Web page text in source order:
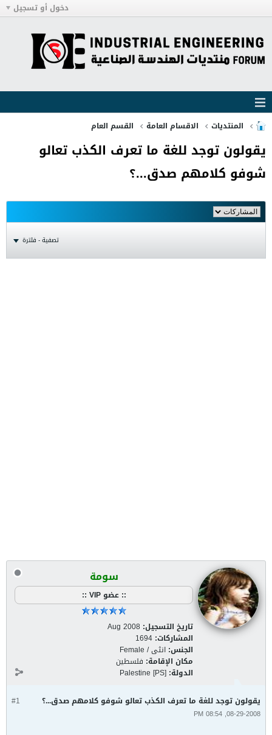
دخول أو تسجيل
المنتديات الاقسام العامة القسم العام
يقولون توجد للغة ما تعرف الكذب تعالو
شوفو كلامهم صدق...؟
تصفية - فلترة
سومة
:: عضو VIP ::
تاريخ التسجيل: Aug 2008
المشاركات: 1694
الجنس: انثى / Female
مكان الإقامة: فلسطين
الدولة: Palestine [PS]
#1 يقولون توجد للغة ما تعرف الكذب تعالو شوفو كلامهم صدق...؟
08-29-2008, 08:54 PM